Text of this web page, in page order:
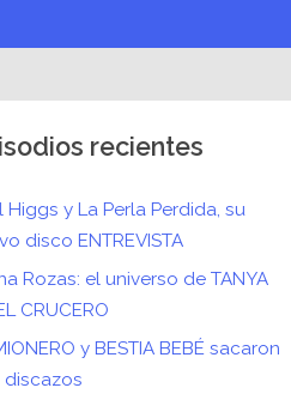
recientes
Higgs y La Perla Perdida, su
disco ENTREVISTA
Rozas: el universo de TANYA
CRUCERO
y BESTIA BEBÉ sacaron
discazos